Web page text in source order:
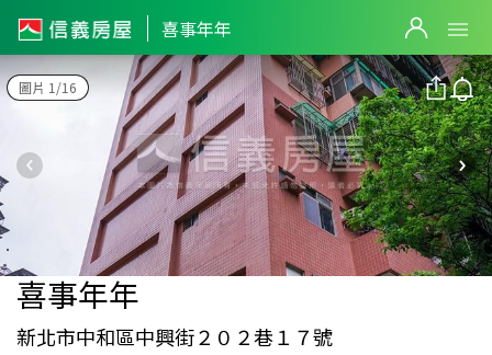
喜事年年
圖片 1/16
喜事年年
新北市中和區中興街２０２巷１７號